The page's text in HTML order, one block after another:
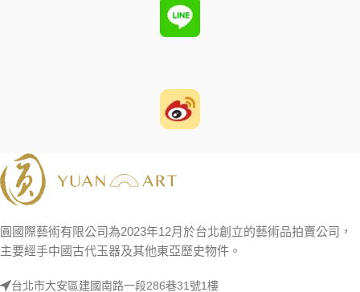
圓國際藝術有限公司為2023年12月於台北創立的藝術品拍賣公司，
主要經手中國古代玉器及其他東亞歷史物件。
台北市大安區建國南路一段286巷31號1樓